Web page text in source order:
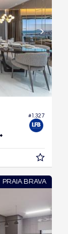
#1.327
PRAIA BRAVA